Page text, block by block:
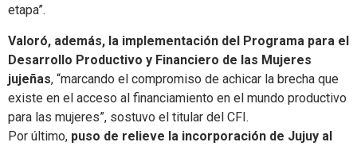
etapa”.
Valoró, además, la implementación del Programa para el
Desarrollo Productivo y Financiero de las Mujeres
jujeñas, “marcando el compromiso de achicar la brecha que
existe en el acceso al financiamiento en el mundo productivo
para las mujeres”, sostuvo el titular del CFI.
Por último, puso de relieve la incorporación de Jujuy al